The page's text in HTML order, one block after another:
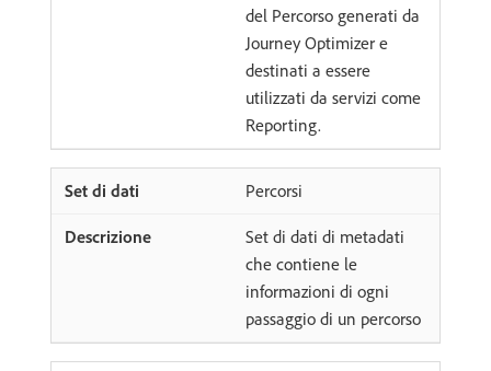
del Percorso generati da
Journey Optimizer e
destinati a essere
utilizzati da servizi come
Reporting.
Percorsi
Set di dati di metadati
che contiene le
informazioni di ogni
passaggio di un percorso